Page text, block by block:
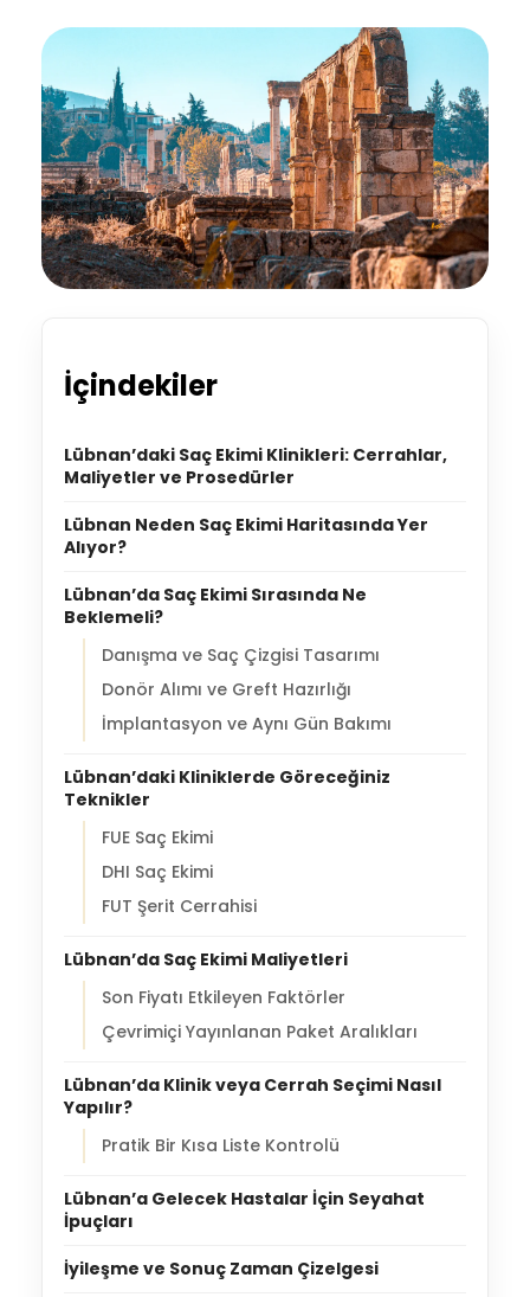
İçindekiler
Lübnan’daki Saç Ekimi Klinikleri: Cerrahlar,
Maliyetler ve Prosedürler
Lübnan Neden Saç Ekimi Haritasında Yer
Alıyor?
Lübnan’da Saç Ekimi Sırasında Ne
Beklemeli?
Danışma ve Saç Çizgisi Tasarımı
Donör Alımı ve Greft Hazırlığı
İmplantasyon ve Aynı Gün Bakımı
Lübnan’daki Kliniklerde Göreceğiniz
Teknikler
FUE Saç Ekimi
DHI Saç Ekimi
FUT Şerit Cerrahisi
Lübnan’da Saç Ekimi Maliyetleri
Son Fiyatı Etkileyen Faktörler
Çevrimiçi Yayınlanan Paket Aralıkları
Lübnan’da Klinik veya Cerrah Seçimi Nasıl
Yapılır?
Pratik Bir Kısa Liste Kontrolü
Lübnan’a Gelecek Hastalar İçin Seyahat
İpuçları
İyileşme ve Sonuç Zaman Çizelgesi